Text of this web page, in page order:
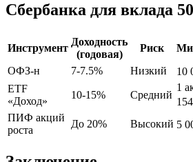
Сбербанка для вклада
Инструмент
Доходность
(годовая)
Риск
ОФЗ-н
7-7.5% Низкий 10
ETF
«Доход»
10-15% Средний
1
ПИФ акций
роста
До 20% Высокий 5